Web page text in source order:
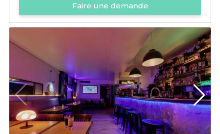
Faire une demande